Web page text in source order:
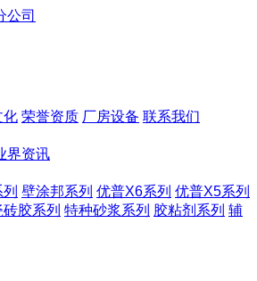
化 荣誉资质 厂房设备 联系我们
界资讯
壁涂邦系列 优普X6系列 优普X5系列
砖胶系列 特种砂浆系列 胶粘剂系列 辅